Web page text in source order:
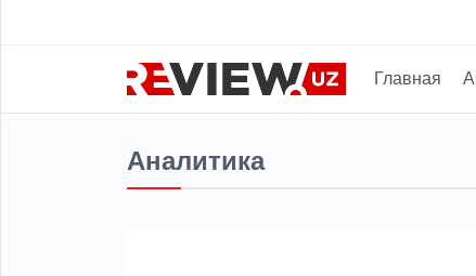
Главная
Аналитика